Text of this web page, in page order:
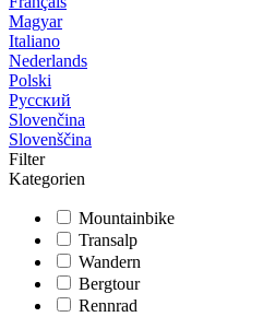
Magyar
Italiano
Nederlands
Polski
Русский
Slovenčina
Slovenščina
Filter
Kategorien
Mountainbike
Transalp
Wandern
Bergtour
Rennrad